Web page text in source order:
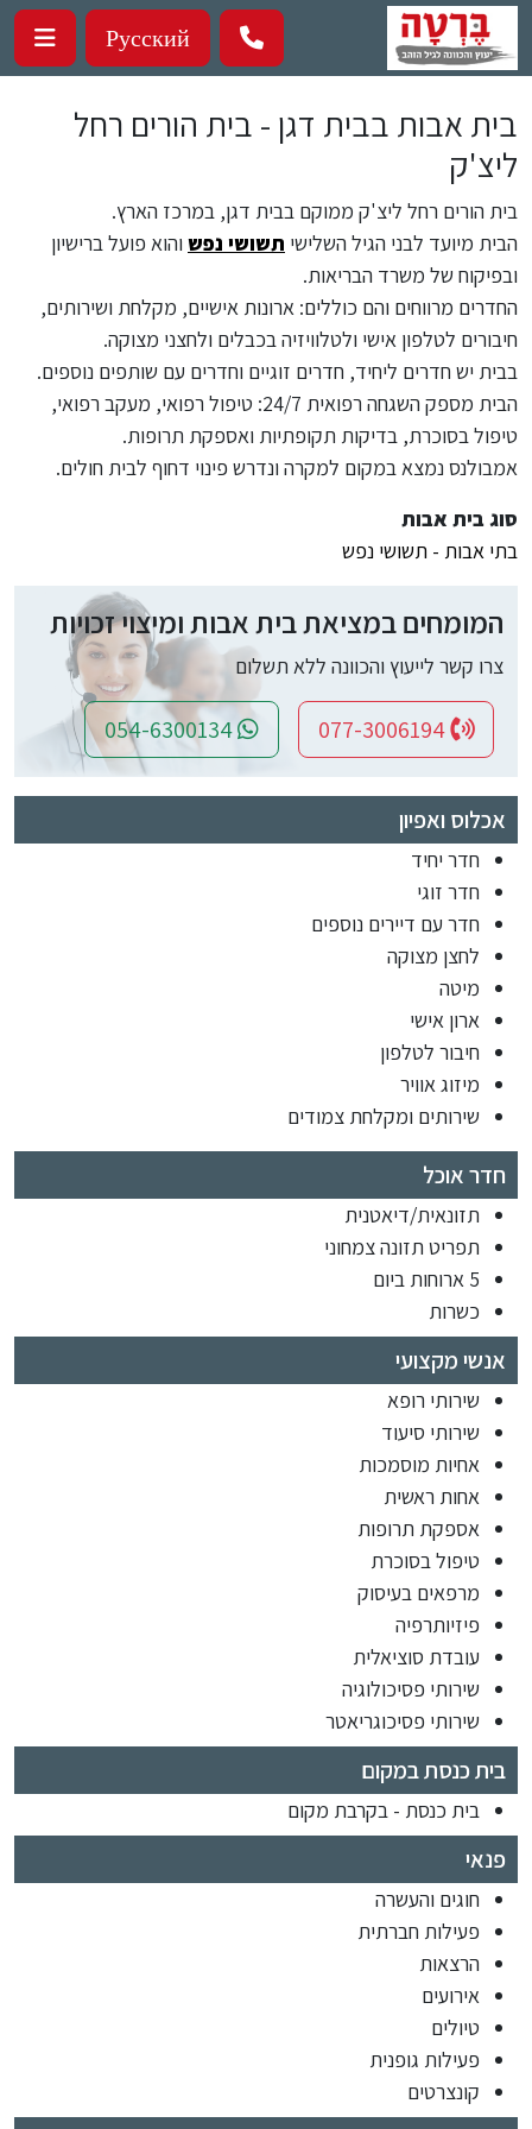
דילוג לתוכן העיקרי
Русский
בית אבות בבית דגן - בית הורים רחל
ליצ'ק
בית הורים רחל ליצ'ק ממוקם בבית דגן, במרכז הארץ.
הבית מיועד לבני הגיל השלישי תשושי נפשוהוא פועל ברישיון
ובפיקוח של משרד הבריאות.
החדרים מרווחים והם כוללים: ארונות אישיים, מקלחת ושירותים,
חיבורים לטלפון אישי ולטלוויזיה בכבלים ולחצני מצוקה.
בבית יש חדרים ליחיד, חדרים זוגיים וחדרים עם שותפים נוספים.
הבית מספק השגחה רפואית 24/7: טיפול רפואי, מעקב רפואי,
טיפול בסוכרת, בדיקות תקופתיות ואספקת תרופות.
אמבולנס נמצא במקום למקרה ונדרש פינוי דחוף לבית חולים.
סוג בית אבות
בתי אבות - תשושי נפש
המומחים במציאת בית אבות ומיצוי זכויות
צרו קשר לייעוץ והכוונה ללא תשלום
אכלוס ואפיון
חדר יחיד
חדר זוגי
חדר עם דיירים נוספים
לחצן מצוקה
מיטה
ארון אישי
חיבור לטלפון
מיזוג אוויר
שירותים ומקלחת צמודים
חדר אוכל
תזונאית/דיאטנית
תפריט תזונה צמחוני
5 ארוחות ביום
כשרות
אנשי מקצועי
שירותי רופא
שירותי סיעוד
אחיות מוסמכות
אחות ראשית
אספקת תרופות
טיפול בסוכרת
מרפאים בעיסוק
פיזיותרפיה
עובדת סוציאלית
שירותי פסיכולוגיה
שירותי פסיכוגריאטר
בית כנסת במקום
בית כנסת - בקרבת מקום
פנאי
חוגים והעשרה
פעילות חברתית
הרצאות
אירועים
טיולים
פעילות גופנית
קונצרטים